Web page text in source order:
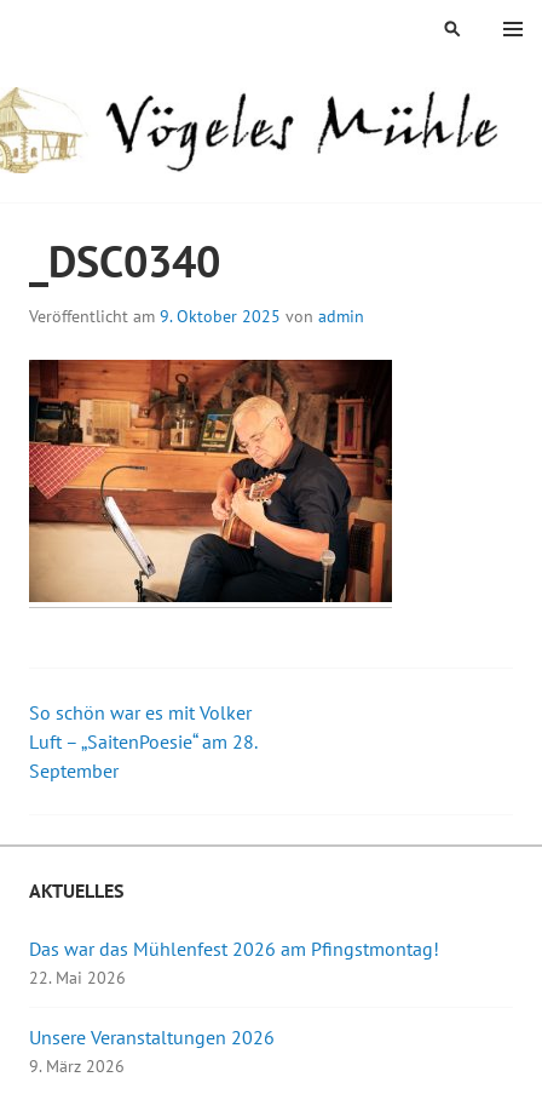
MENÜ
SUCHEN
_DSC0340
Veröffentlicht am 9. Oktober 2025 von admin
Beitrags-
Navigation
So schön war es mit Volker
Luft – „SaitenPoesie“ am 28.
September
AKTUELLES
Das war das Mühlenfest 2026 am Pfingstmontag!
22. Mai 2026
Unsere Veranstaltungen 2026
9. März 2026